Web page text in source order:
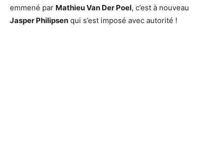
emmené par Mathieu Van Der Poel, c’est à nouveau
Jasper Philipsen qui s’est imposé avec autorité !